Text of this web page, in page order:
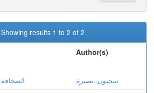
Showing results 1 to 2 of 2
Author(s)
الصحافة
سحنون, نصيرة